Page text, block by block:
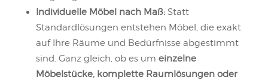
Individuelle Möbel nach Maß:Statt
Standardlösungen entstehen Möbel, die exakt
auf Ihre Räume und Bedürfnisse abgestimmt
sind. Ganz gleich, ob es um einzelne
Möbelstücke, komplette Raumlösungen oder